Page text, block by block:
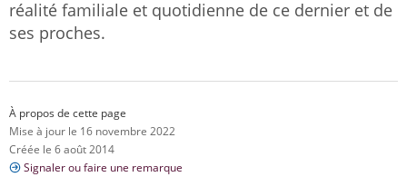
réalité familiale et quotidienne de ce dernier et de
ses proches.
À propos de cette page
Mise à jour le 16 novembre 2022
Créée le 6 août 2014
Signaler ou faire une remarque